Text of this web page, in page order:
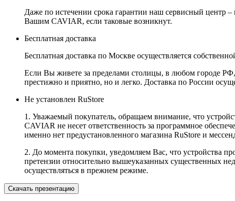
Даже по истечении срока гарантии наш сервисный центр
Вашим CAVIAR, если таковые возникнут.
Бесплатная доставка
Бесплатная доставка по Москве осуществляется
Если Вы живете за пределами столицы, в любом городе РФ,
престижно и приятно, но и легко. Доставка по России
Не установлен RuStore
1. Уважаемый покупатель, обращаем внимание, что
CAVIAR не несет ответственность за программное
именно нет предустановленного магазина RuStore и
2. До момента покупки, уведомляем Вас, что устройства
претензии относительно вышеуказанных существенных
осуществляться в прежнем режиме.
Скачать презентацию